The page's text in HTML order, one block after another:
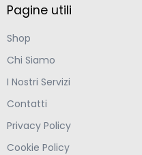
Pagine utili
Shop
Chi Siamo
I Nostri Servizi
Contatti
Privacy Policy
Cookie Policy